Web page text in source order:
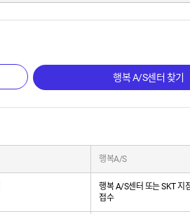
행복 A/S센터 찾기
행복A/S
행복 A/S센터 또는 SKT 지
접수